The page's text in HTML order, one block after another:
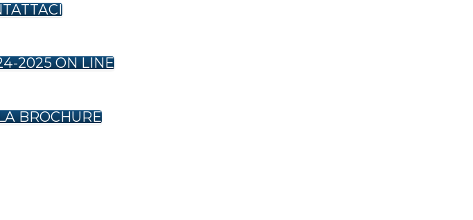
2025 ON LINE
BROCHURE